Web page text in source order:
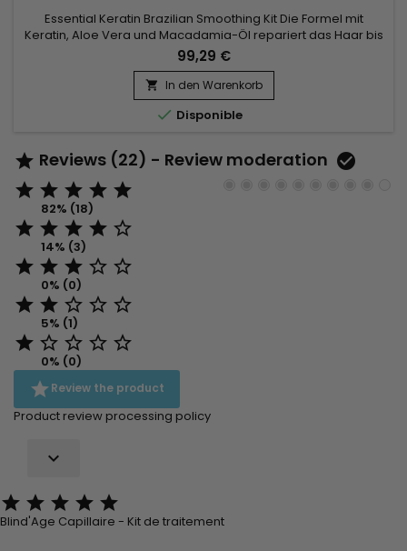
Essential Keratin Brazilian Smoothing Kit Die Formel mit
Keratin, Aloe Vera und Macadamia-Öl repariert das Haar bis
zum Kortex und verleiht ihm Geschmeidigkeit und Glanz.
Entwickelt für sehr lockiges, krauses Haar, reduziert das
Brazilian Keratin Essential Smoothing Volumen, kontrolliert
Frizz und gibt ultra-glattes Haar dauerhafte Ergebnisse !
99,29 €
 In den Warenkorb
 Disponible
 Reviews (22) - Review moderation 
    
82% (18)
    
14% (3)
    
0% (0)
    
5% (1)
    
0% (0)
Review the product
Product review processing policy

    
Blind'Age Capillaire - Kit de traitement